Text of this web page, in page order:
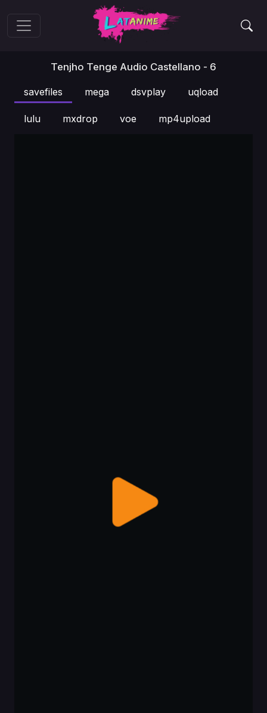
Tenjho Tenge Audio Castellano - 6
savefiles mega dsvplay uqload
lulu mxdrop voe mp4upload